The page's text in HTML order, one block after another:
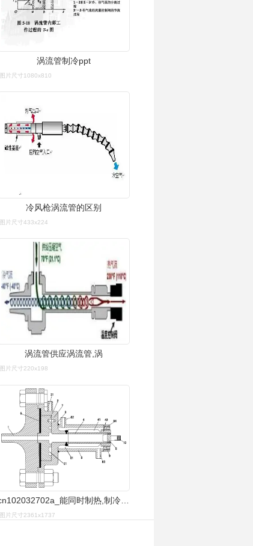
涡流管制冷ppt
图片尺寸1080x810
冷风枪涡流管的区别
图片尺寸433x224
涡流管供应涡流管,涡
图片尺寸220x198
cn102032702a_能同时制热,制冷的改进型涡流管失效
图片尺寸2361x1737